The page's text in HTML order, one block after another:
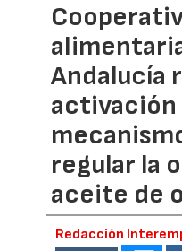
Andalucía
activación
regular la
aceite de
Redacción